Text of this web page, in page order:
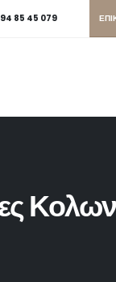
85 45 079